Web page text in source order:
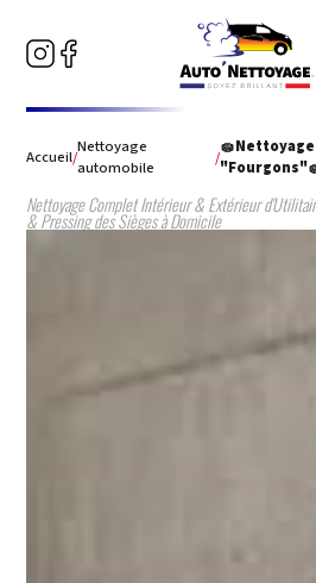
Accueil/Nettoyage
automobile
/
Nettoyage Complet Intérieur & Extérieur
& Pressing des Sièges à Domicile